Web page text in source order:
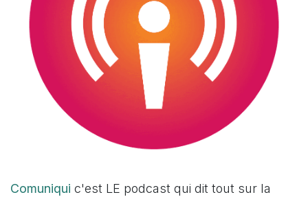
Comuniqui c'est LE podcast qui dit tout sur la